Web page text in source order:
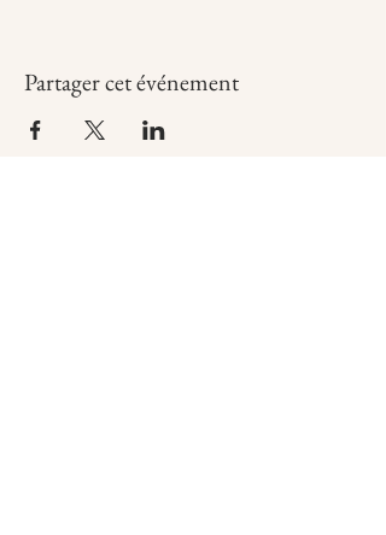
Partager cet événement